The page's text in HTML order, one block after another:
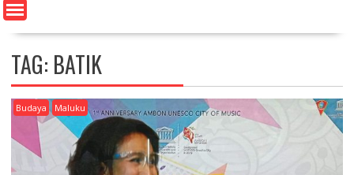
e
n
TAG: BATIK
Budaya Maluku